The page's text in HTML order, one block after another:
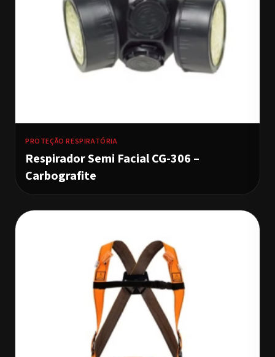
PROTEÇÃO RESPIRATÓRIA
Respirador Semi Facial CG-306 –
Carbografite